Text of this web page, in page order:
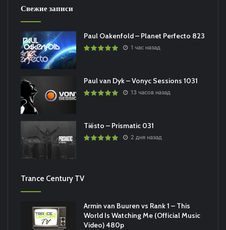
Свежие записи
Paul Oakenfold – Planet Perfecto 823
1 час назад
Paul van Dyk – Vonyc Sessions 1031
13 часов назад
Tiësto – Prismatic 031
2 дня назад
Trance Century TV
Armin van Buuren vs Rank 1 – This
World Is Watching Me (Official Music
Video) 480p